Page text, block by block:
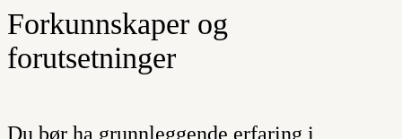
Forkunnskaper og
forutsetninger
Du bør ha grunnleggende erfaring i